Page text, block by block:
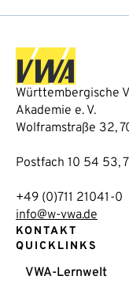
Württembergische
Akademie e. V.
Wolframstraße 32,
Postfach 10 54 53,
+49 (0)711 21041-0
info@w-vwa.de
KONTAKT
QUICKLINKS
VWA-Lernwelt